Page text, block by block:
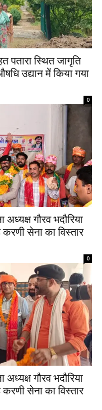
स्थित जागृति
उद्यान में किया गया
0
गौरव भदौरिया
करणी सेना का विस्तार
0
गौरव भदौरिया
करणी सेना का विस्तार